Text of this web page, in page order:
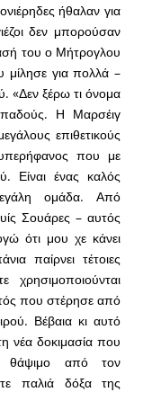
ήθαλαν για
δεν μπορούσαν
του ο Μήτρογλου
για πολλά –
«Δεν ξέρω τι όνομα
Η Μαρσέιγ
επιθετικούς
υπερήφανος που με
Είναι ένας καλός
ομάδα. Από
Σουάρες – αυτός
ότι μου χε κάνει
παίρνει τέτοιες
χρησιμοποιούνται
που στέρησε από
Βέβαια κι αυτό
νέα δοκιμασία που
θάψιμο από τον
παλιά δόξα της